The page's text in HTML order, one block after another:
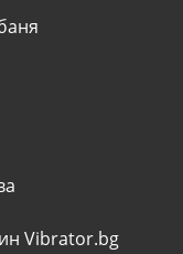
Vibrator.bg